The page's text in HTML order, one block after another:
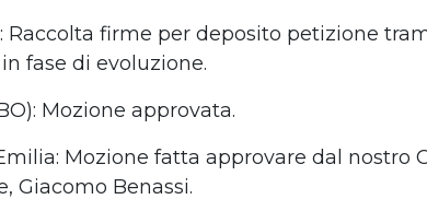
Raccolta firme per deposito petizione
fase di evoluzione.
Mozione approvata.
Mozione fatta approvare dal nostro
Giacomo Benassi.